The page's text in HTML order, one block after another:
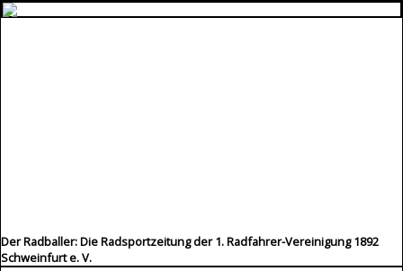
Der Radballer: Die Radsportzeitung der 1. Radfahrer-Vereinigung 1892
Schweinfurt e. V.